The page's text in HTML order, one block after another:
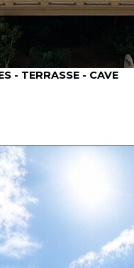
- TERRASSE - CAVE